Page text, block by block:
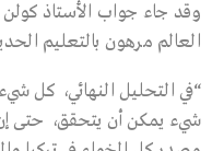
وقد جاء جواب الأستاذ كولن
العالم مرهون بالتعليم
“في التحليل النهائي، كل
شيء يمكن أن يتحقق، حتى إن